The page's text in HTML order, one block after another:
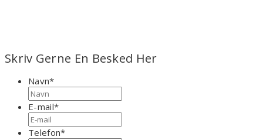
Skriv Gerne En Besked Her
Navn*
E-mail*
Telefon*